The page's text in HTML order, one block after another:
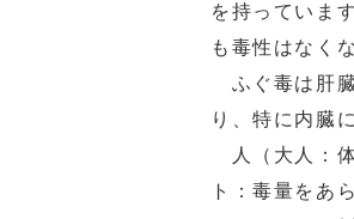
を持っていま
も毒性はなく
ふぐ毒は肝
り、特に内臓
人（大人：
ト：毒量をあ